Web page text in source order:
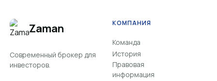
Zaman
Современный брокер для
инвесторов.
КОМПАНИЯ
Команда
История
Правовая
информация